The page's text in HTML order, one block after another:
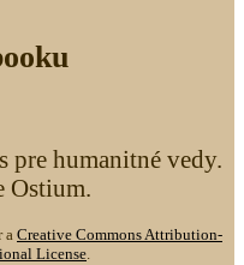
pre humanitné vedy.
Ostium.
a Creative Commons Attribution-
License.